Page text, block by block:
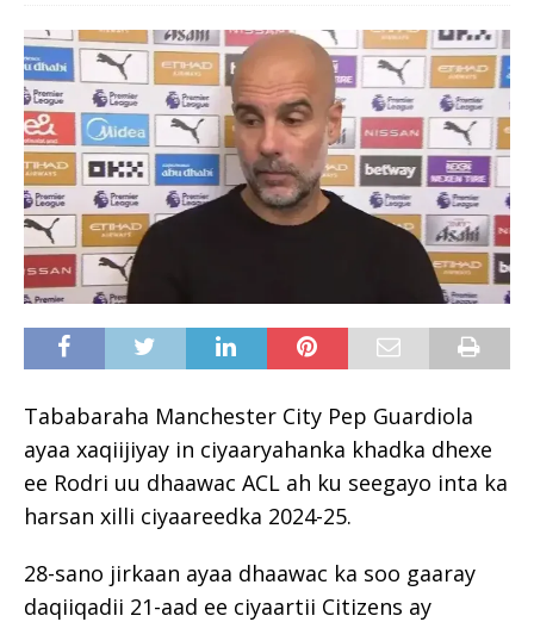
Tababaraha Manchester City Pep Guardiola
ayaa xaqiijiyay in ciyaaryahanka khadka dhexe
ee Rodri uu dhaawac ACL ah ku seegayo inta ka
harsan xilli ciyaareedka 2024-25.
28-sano jirkaan ayaa dhaawac ka soo gaaray
daqiiqadii 21-aad ee ciyaartii Citizens ay